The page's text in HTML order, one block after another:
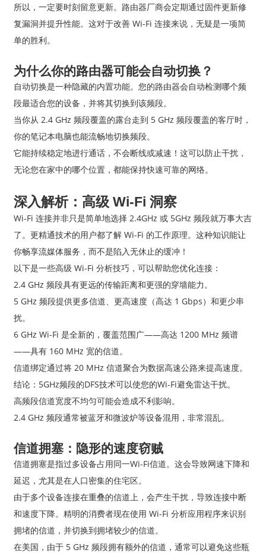
所以，一定要时刻留意更新。路由器厂商会定期通过固件更新修
复漏洞并提升性能。这对于改善 Wi-Fi 连接来说，无疑是一项简
单的胜利。
为什么你的路由器可能会自动切换？
自动切换是一种隐藏的内置功能。您的路由器会自动检测哪个频
段最适合您的设备，并将其切换到该频段。
当你从 2.4 GHz 频段覆盖的露台走到 5 GHz 频段覆盖的客厅时，
你的笔记本电脑也能流畅地切换频段。
它能持续稳定地进行通话，不会断线或减速！这可以防止干扰，
无论您在家中的哪个位置，都能保持快速可靠的网络。
深入解析：高级 Wi-Fi 洞察
Wi-Fi 连接并非只是简单地选择 2.4GHz 或 5GHz 频段就万事大吉
了。更精通技术的用户都了解 Wi-Fi 的工作原理。这种知识能让
你畅享流媒体服务，而不是陷入无休止的缓冲！
以下是一些高级 Wi-Fi 分析技巧，可以帮助您优化连接：
2.4 GHz 频段具有更远的传输距离和更强的穿墙能力。
5 GHz 频段提供更多信道、更高速度（高达 1 Gbps）和更少串
扰。
6 GHz Wi-Fi 是全新的，覆盖范围广——高达 1200 MHz 频谱
——具有 160 MHz 宽的信道。
信道绑定通过将 20 MHz 信道聚合为数据高速公路来提高速度。
结论：5GHz频段的DFS技术可以使您的Wi-Fi避免雷达干扰。
高频段信道宽度不均匀可能会造成不利影响。
2.4 GHz 频段通常被蓝牙和微波炉等设备混用，非常混乱。
信道拥塞：隐形的速度窃贼
信道拥塞是指过多设备占用同一Wi-Fi信道。这会导致网速下降和
延迟，尤其是在人口密集的住宅区。
由于多个设备连接在重叠的信道上，会产生干扰，导致连接中断
和速度下降。精明的消费者现在使用 Wi-Fi 分析应用程序来识别
拥堵的信道，并切换到拥堵较少的信道。
在美国，由于 5 GHz 频段拥有额外的信道，通常可以避免这些瓶